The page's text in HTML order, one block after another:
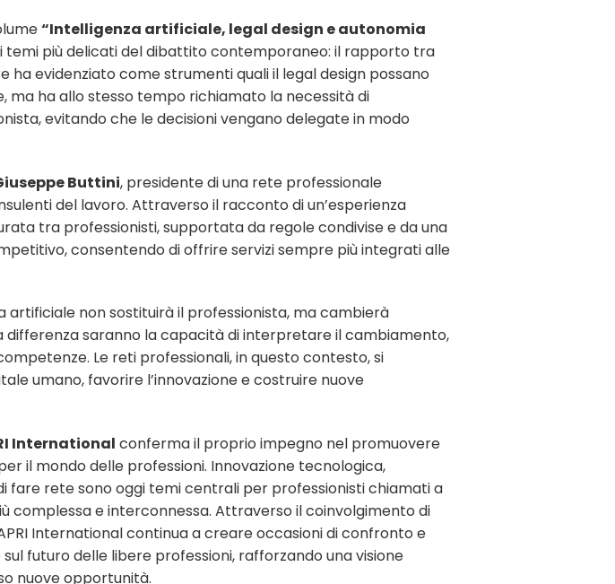
“Intelligenza artificiale, legal design e autonomia
temi più delicati del dibattito contemporaneo: il rapporto tra
ha evidenziato come strumenti quali il legal design possano
ha allo stesso tempo richiamato la necessità di
evitando che le decisioni vengano delegate in modo
Buttini, presidente di una rete professionale
del lavoro. Attraverso il racconto di un’esperienza
tra professionisti, supportata da regole condivise e da una
consentendo di offrire servizi sempre più integrati alle
artificiale non sostituirà il professionista, ma cambierà
saranno la capacità di interpretare il cambiamento,
Le reti professionali, in questo contesto, si
umano, favorire l’innovazione e costruire nuove
International conferma il proprio impegno nel promuovere
il mondo delle professioni. Innovazione tecnologica,
fare rete sono oggi temi centrali per professionisti chiamati a
complessa e interconnessa. Attraverso il coinvolgimento di
International continua a creare occasioni di confronto e
futuro delle libere professioni, rafforzando una visione
nuove opportunità.